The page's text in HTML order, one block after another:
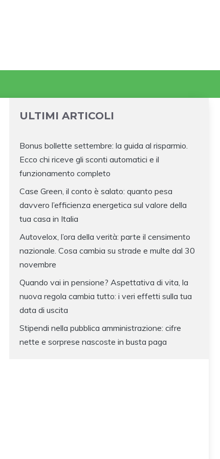
ULTIMI ARTICOLI
Bonus bollette settembre: la guida al risparmio.
Ecco chi riceve gli sconti automatici e il
funzionamento completo
Case Green, il conto è salato: quanto pesa
davvero l’efficienza energetica sul valore della
tua casa in Italia
Autovelox, l’ora della verità: parte il censimento
nazionale. Cosa cambia su strade e multe dal 30
novembre
Quando vai in pensione? Aspettativa di vita, la
nuova regola cambia tutto: i veri effetti sulla tua
data di uscita
Stipendi nella pubblica amministrazione: cifre
nette e sorprese nascoste in busta paga